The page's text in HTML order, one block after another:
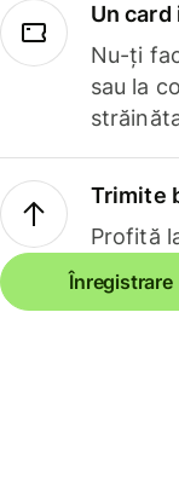
Un
Nu-ți
sau la
Trimite
Profită
Înregistrare